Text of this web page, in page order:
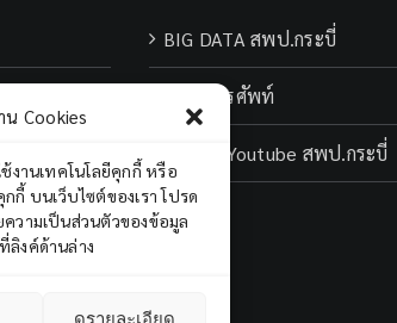
น Cookies
งานเทคโนโลยีคุกกี้ หรือ
บนเว็บไซต์ของเรา โปรด
วามเป็นส่วนตัวของข้อมูล
ลิงค์ด้านล่าง
ดูรายละเอียด
BIG DATA สพป.กระบี่
เบอร์โทรศัพท์
Chanel Youtube สพป.กระบี่